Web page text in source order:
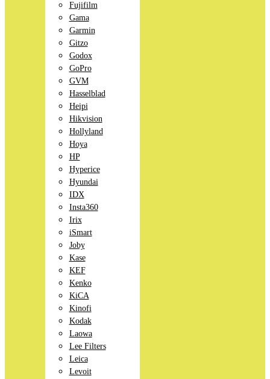
Fujifilm
Gama
Garmin
Gitzo
Godox
GoPro
GVM
Hasselblad
Heipi
Hikvision
Hollyland
Hoya
HP
Hyperice
Hyundai
IDX
Insta360
Irix
iSmart
Joby
Kase
KEF
Kenko
KiCA
Kinofi
Kodak
Laowa
Lee Filters
Leica
Levoit